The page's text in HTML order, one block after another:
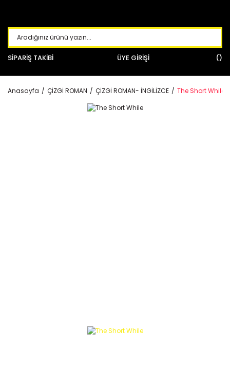
SİPARİŞ TAKİBİ ÜYE GİRİŞİ
Anasayfa ÇİZGİ ROMAN ÇİZGİ ROMAN- İNGİLİZCE The Short While